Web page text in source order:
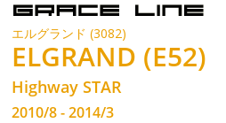
エルグランド (3082)
ELGRAND (E52)
Highway STAR
2010/8 - 2014/3